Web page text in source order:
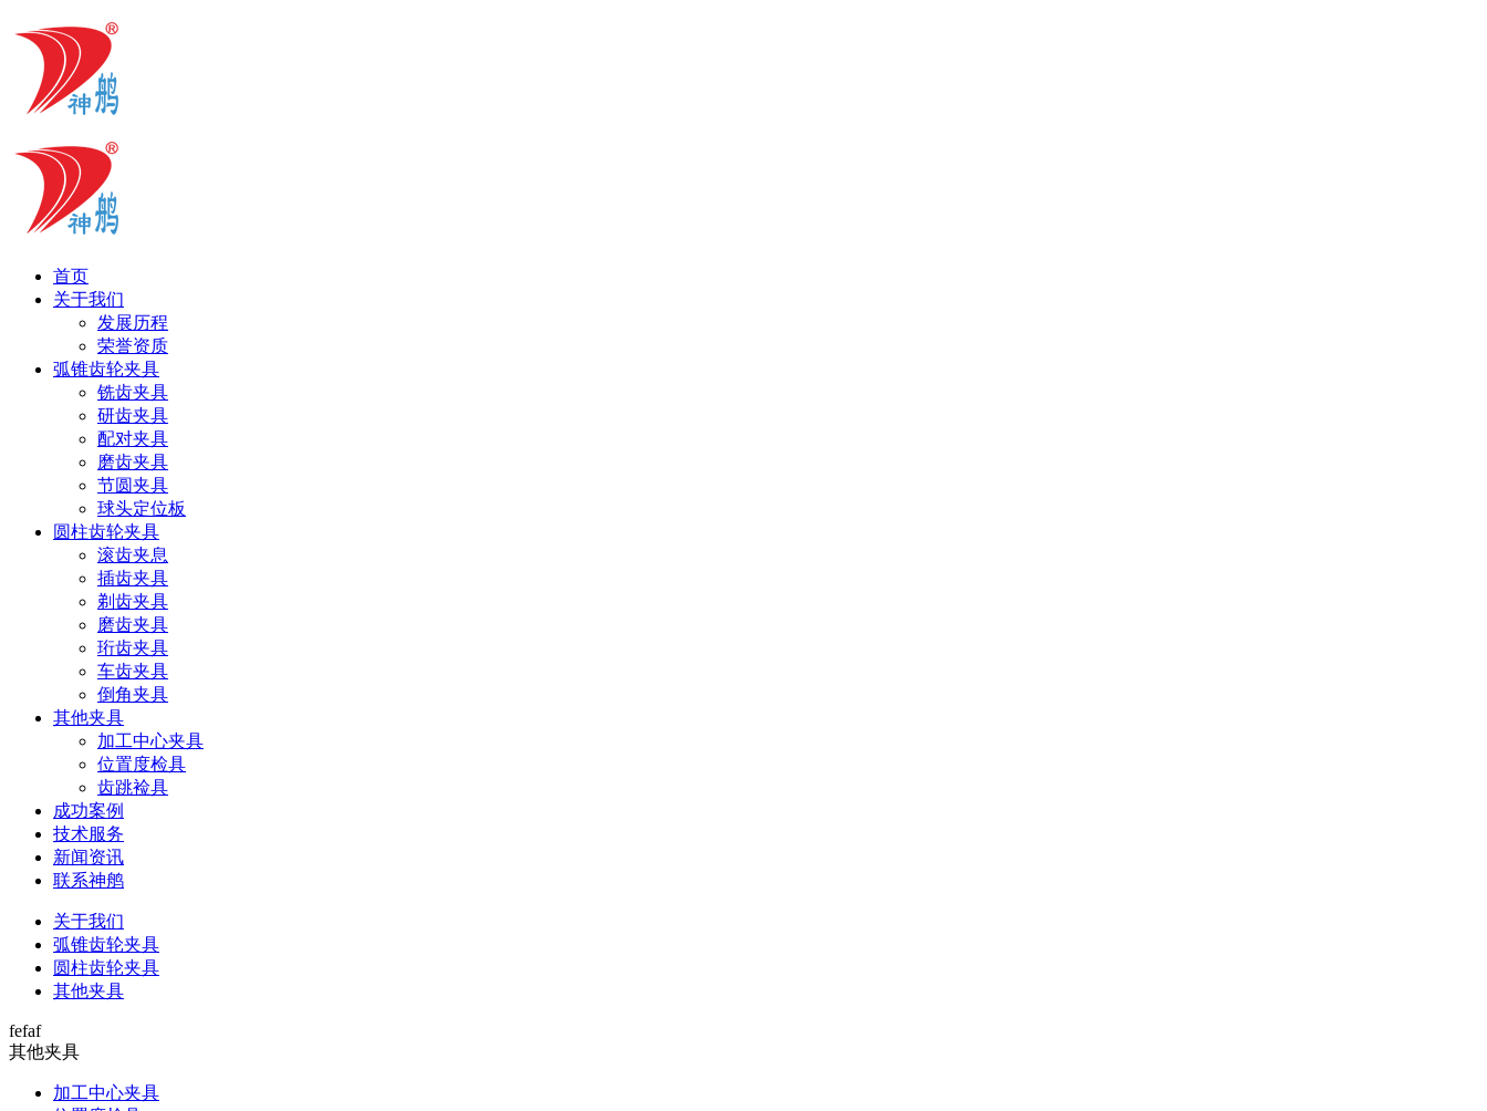
首页
关于我们
发展历程
荣誉资质
弧锥齿轮夹具
铣齿夹具
研齿夹具
配对夹具
磨齿夹具
节圆夹具
球头定位板
圆柱齿轮夹具
滚齿夹息
插齿夹具
剃齿夹具
磨齿夹具
珩齿夹具
车齿夹具
倒角夹具
其他夹具
加工中心夹具
位置度检具
齿跳裣具
成功案例
技术服务
新闻资讯
联系神鸼
关于我们
弧锥齿轮夹具
圆柱齿轮夹具
其他夹具
fefaf
其他夹具
加工中心夹具